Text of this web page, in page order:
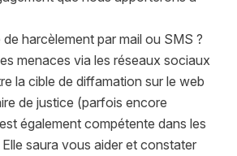
harcèlement par mail ou SMS ?
menaces via les réseaux sociaux
la cible de diffamation sur le web
de justice (parfois encore
également compétente dans les
saura vous aider et constater